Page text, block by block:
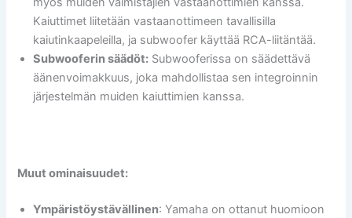
Kaiuttimet liitetään vastaanottimeen tavallisilla
kaiutinkaapeleilla, ja subwoofer käyttää RCA-liitäntää.
Subwooferin säädöt: Subwooferissa on säädettävä
äänenvoimakkuus, joka mahdollistaa sen integroinnin
järjestelmän muiden kaiuttimien kanssa.
Muut ominaisuudet:
Ympäristöystävällinen: Yamaha on ottanut huomioon